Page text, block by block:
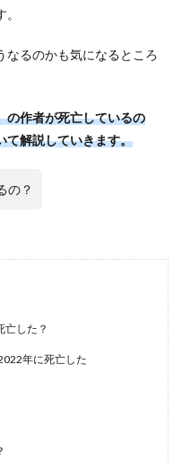
なるのかも気になるところ
の作者が死亡しているの
て解説していきます。
の？
亡した？
年に死亡した